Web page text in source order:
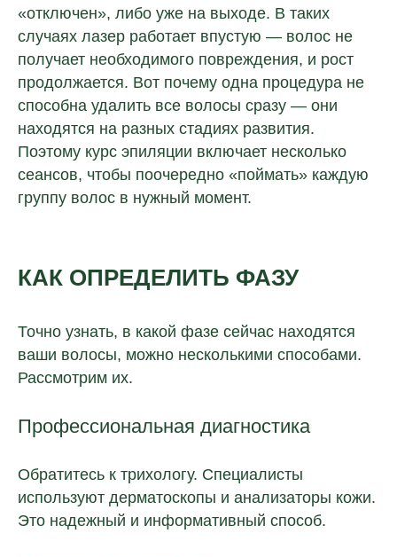
«отключен», либо уже на выходе. В таких
случаях лазер работает впустую — волос не
получает необходимого повреждения, и рост
продолжается. Вот почему одна процедура не
способна удалить все волосы сразу — они
находятся на разных стадиях развития.
Поэтому курс эпиляции включает несколько
сеансов, чтобы поочередно «поймать» каждую
группу волос в нужный момент.
КАК ОПРЕДЕЛИТЬ ФАЗУ
Точно узнать, в какой фазе сейчас находятся
ваши волосы, можно несколькими способами.
Рассмотрим их.
Профессиональная диагностика
Обратитесь к трихологу. Специалисты
используют дерматоскопы и анализаторы кожи.
Это надежный и информативный способ.